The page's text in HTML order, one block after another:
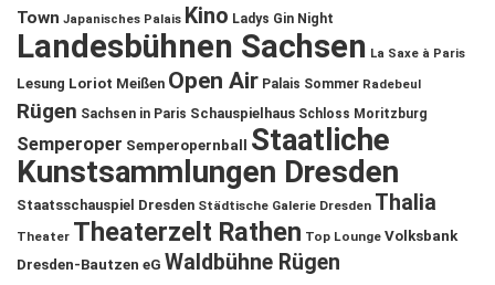
Town Japanisches Palais Kino Ladys Gin Night
Landesbühnen Sachsen La Saxe à Paris
Lesung Loriot Meißen Open Air Palais Sommer Radebeul
Rügen Sachsen in Paris Schauspielhaus Schloss Moritzburg
Semperoper Semperopernball
Staatliche
Kunstsammlungen Dresden
Staatsschauspiel Dresden Städtische Galerie Dresden Thalia
Theater Theaterzelt Rathen Top Lounge Volksbank
Dresden-Bautzen eG Waldbühne Rügen